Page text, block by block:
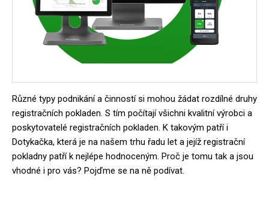
Různé typy podnikání a činností si mohou žádat rozdílné druhy
registračních pokladen. S tím počítají všichni kvalitní výrobci a
poskytovatelé registračních pokladen. K takovým patří i
Dotykačka, která je na našem trhu řadu let a jejíž registrační
pokladny patří k nejlépe hodnoceným. Proč je tomu tak a jsou
vhodné i pro vás? Pojďme se na ně podívat.